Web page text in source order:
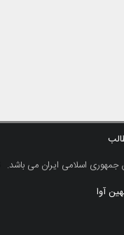
جمهوری اسلامی ایران می باشد.
آوا